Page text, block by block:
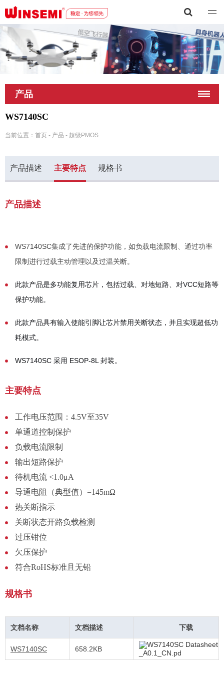
深圳市稳先微电子有限公司
产品
WS7140SC
当前位置： 首页 - 产品 - 超级PMOS
产品描述 主要特点 规格书
产品描述
WS7140SC集成了先进的保护功能，如负载电流限制、通过功率
限制进行过载主动管理以及过温关断。
此款产品是多功能复用芯片，包括过载、对地短路、对VCC短路等
保护功能。
此款产品具有输入使能引脚让芯片禁用关断状态，并且实现超低功
耗模式。
WS7140SC 采用 ESOP-8L 封装。
主要特点
工作电压范围：4.5V至35V
单通道控制保护
负载电流限制
输出短路保护
待机电流 <1.0μA
导通电阻（典型值）=145mΩ
热关断指示
关断状态开路负载检测
过压钳位
欠压保护
符合RoHS标准且无铅
规格书
文档名称 文档描述 下载
WS7140SC 658.2KB
WS7140SC Datasheet
_A0.1_CN.pd